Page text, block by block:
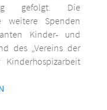
gefolgt. Die
weitere Spenden
Kinder- und
des „Vereins der